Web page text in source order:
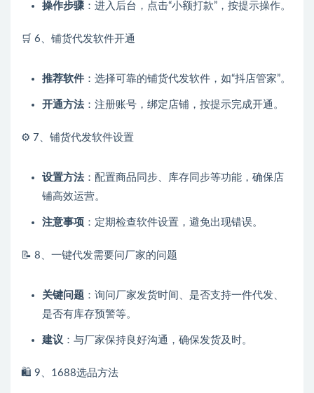
操作步骤 ：进入后台，点击“小额打款”，按提示操作。
🛒 6、铺货代发软件开通
推荐软件 ：选择可靠的铺货代发软件，如“抖店管家”。
开通方法：注册账号，绑定店铺，按提示完成开通。
⚙️ 7、铺货代发软件设置
设置方法：配置商品同步、库存同步等功能，确保店
铺高效运营。
注意事项 ：定期检查软件设置，避免出现错误。
📝 8、一键代发需要问厂家的问题
关键问题 ：询问厂家发货时间、是否支持一件代发、
是否有库存预警等。
建议 ：与厂家保持良好沟通，确保发货及时。
🛍️ 9、1688选品方法